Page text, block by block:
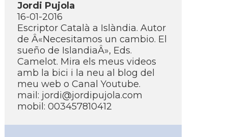
Jordi Pujola
16-01-2016
Escriptor Català a Islàndia. Autor
de Â«Necesitamos un cambio. El
sueño de IslandiaÂ», Eds.
Camelot. Mira els meus videos
amb la bici i la neu al blog del
meu web o Canal Youtube.
mail: jordi@jordipujola.com
mobil: 003457810412